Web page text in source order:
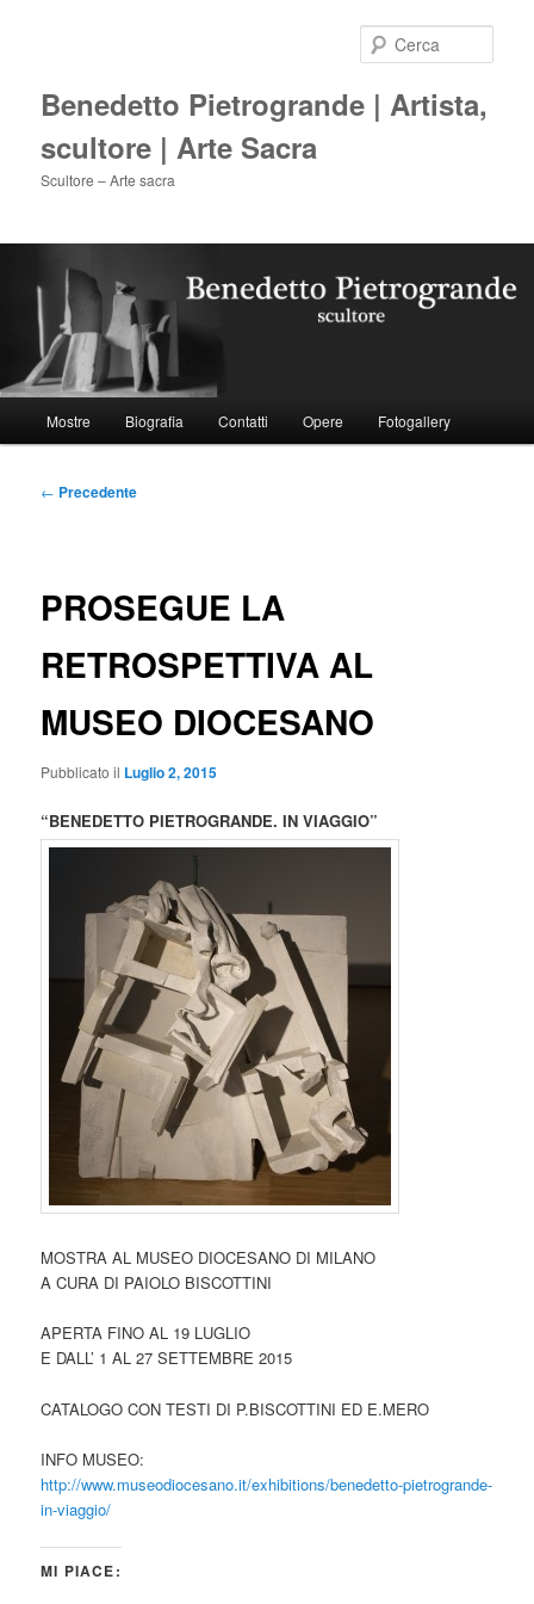
Benedetto Pietrogrande | Artista,
scultore | Arte Sacra
Scultore – Arte sacra
principale
Mostre Biografia Contatti Opere Fotogallery
Navigazione
← Precedente
PROSEGUE LA
RETROSPETTIVA AL
MUSEO DIOCESANO
Pubblicato il Luglio 2, 2015
“BENEDETTO PIETROGRANDE. IN VIAGGIO”
MOSTRA AL MUSEO DIOCESANO DI MILANO
A CURA DI PAIOLO BISCOTTINI
APERTA FINO AL 19 LUGLIO
E DALL’ 1 AL 27 SETTEMBRE 2015
CATALOGO CON TESTI DI P.BISCOTTINI ED E.MERO
INFO MUSEO:
http://www.museodiocesano.it/exhibitions/benedetto-pietrogrande-
in-viaggio/
MI PIACE: